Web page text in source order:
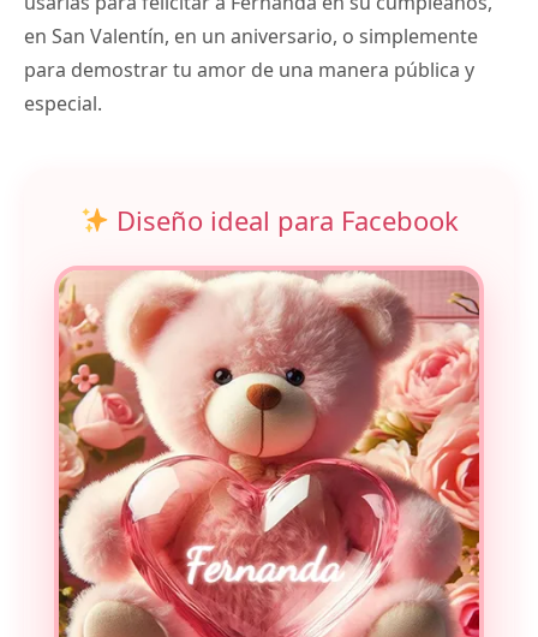
en San Valentín, en un aniversario, o simplemente
para demostrar tu amor de una manera pública y
especial.
Diseño ideal para Facebook